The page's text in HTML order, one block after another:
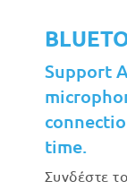
Support
time.
Συνδέστε